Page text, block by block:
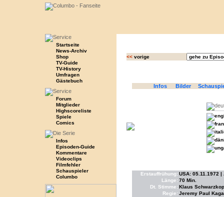
Startseite
News-Archiv
Shop
TV-Guide
TV-History
Umfragen
Gästebuch
Forum
Mitglieder
Highscoreliste
Spiele
Comics
Infos
Episoden-Guide
Kommentare
Videoclips
Filmfehler
Schauspieler
Columbo
<<vorige
Infos Bilder
Erstauffrühung: USA: 05.11.1972 |
Länge: 70 Min.
Dt. Stimme: Klaus
Regie: Jeremy Paul